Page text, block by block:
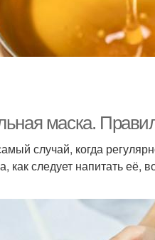
маска.
случай, когда
как следует напитать её,